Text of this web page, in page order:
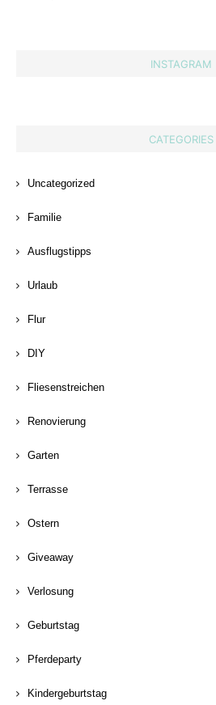
INSTAGRAM
CATEGORIES
Uncategorized
Familie
Ausflugstipps
Urlaub
Flur
DIY
Fliesenstreichen
Renovierung
Garten
Terrasse
Ostern
Giveaway
Verlosung
Geburtstag
Pferdeparty
Kindergeburtstag